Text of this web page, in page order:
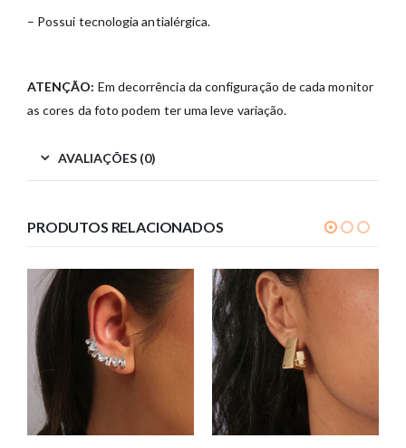
– Possui tecnologia antialérgica.
ATENÇÃO: Em decorrência da configuração de cada monitor
as cores da foto podem ter uma leve variação.
AVALIAÇÕES (0)
PRODUTOS RELACIONADOS